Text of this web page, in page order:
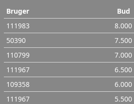
Bruger Bud
111983
8.000
50390
7.500
110799
7.000
111967
6.500
109358
6.000
111967
5.500